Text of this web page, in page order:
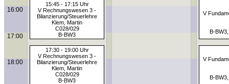
15:45 - 17:15 Uhr
V Rechnungswesen 3 -
Bilanzierung/Steuerlehre
Klem, Martin
C028/029
B-BW3
V
B-
16:00
17:00
17:30 - 19:00 Uhr
V Rechnungswesen 3 -
Bilanzierung/Steuerlehre
Klem, Martin
C028/029
B-BW3
V
B-
18:00